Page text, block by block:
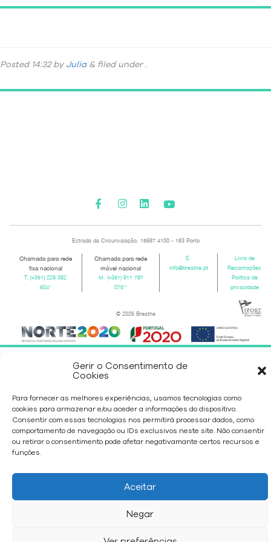
Gerir o Consentimento de
Cookies
Para fornecer as melhores experiências, usamos tecnologias como
cookies para armazenar e/ou aceder a informações do dispositivo.
Consentir com essas tecnologias nos permitirá processar dados, como
comportamento de navegação ou IDs exclusivos neste site. Não consentir
ou retirar o consentimento pode afetar negativamante certos recursos e
funções.
Aceitar
Negar
Posted 14:32by Julia & filed under .
Estrada da Circunvalação, 15687 4100 - 183 Porto
Chamada para rede
fixa nacional
T.(+351) 229 382
504*
Chamada para rede
móvel nacional
M. (+351) 911 797
075**
E.
info@breathe.pt
Livro de
Reclamações
Política de
privacidade
© 2026 Breathe